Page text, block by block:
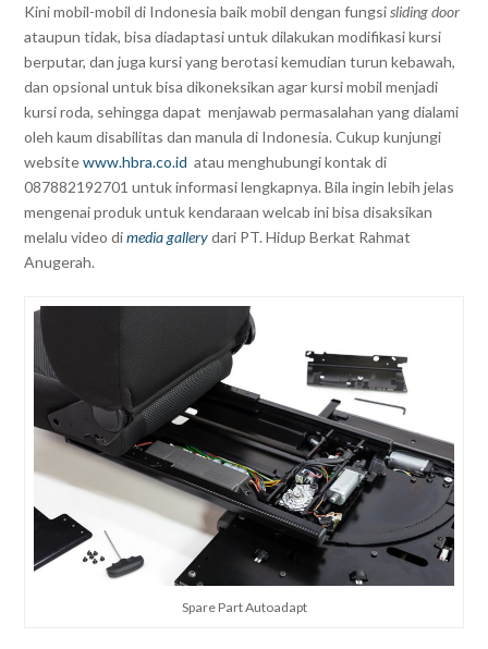
Kini mobil-mobil di Indonesia baik mobil dengan fungsisliding door
ataupun tidak, bisa diadaptasi untuk dilakukan modifikasi kursi
berputar, dan juga kursi yang berotasi kemudian turun kebawah,
dan opsional untuk bisa dikoneksikan agar kursi mobil menjadi
kursi roda, sehingga dapat menjawab permasalahan yang dialami
oleh kaum disabilitas dan manula di Indonesia. Cukup kunjungi
websitewww.hbra.co.id atau menghubungi kontak di
087882192701 untuk informasi lengkapnya. Bila ingin lebih jelas
mengenai produk untuk kendaraan welcab ini bisa disaksikan
melalu video dimedia gallerydari PT. Hidup Berkat Rahmat
Anugerah.
Spare Part Autoadapt